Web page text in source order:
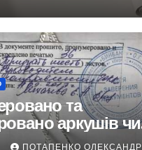
та
аркушів чи
повний гайд
ПОТАПЕНКО ОЛЕКСАНДР